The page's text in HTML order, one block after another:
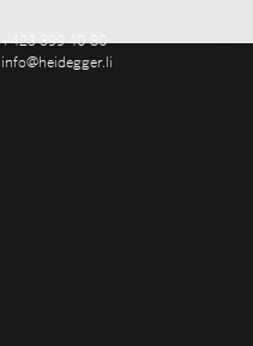
+423 399 40 80
info@heidegger.li